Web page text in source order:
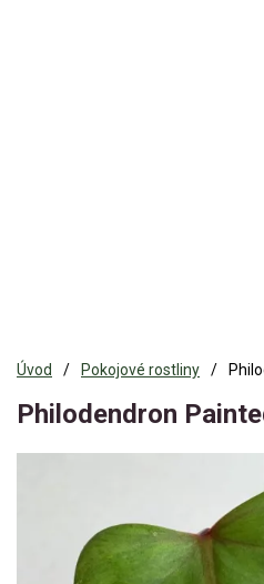
Úvod Pokojové rostliny
Philodendron